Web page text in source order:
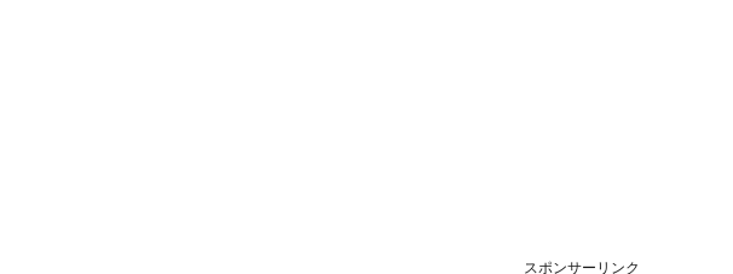
スポンサーリンク